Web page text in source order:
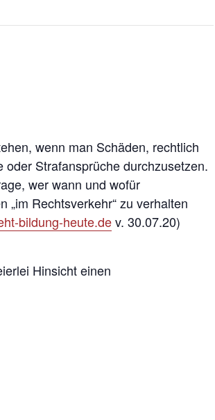
wenn man Schäden, rechtlich
Strafansprüche durchzusetzen.
wer wann und wofür
Rechtsverkehr“ zu verhalten
bildung-heute.dev. 30.07.20)
Hinsicht einen